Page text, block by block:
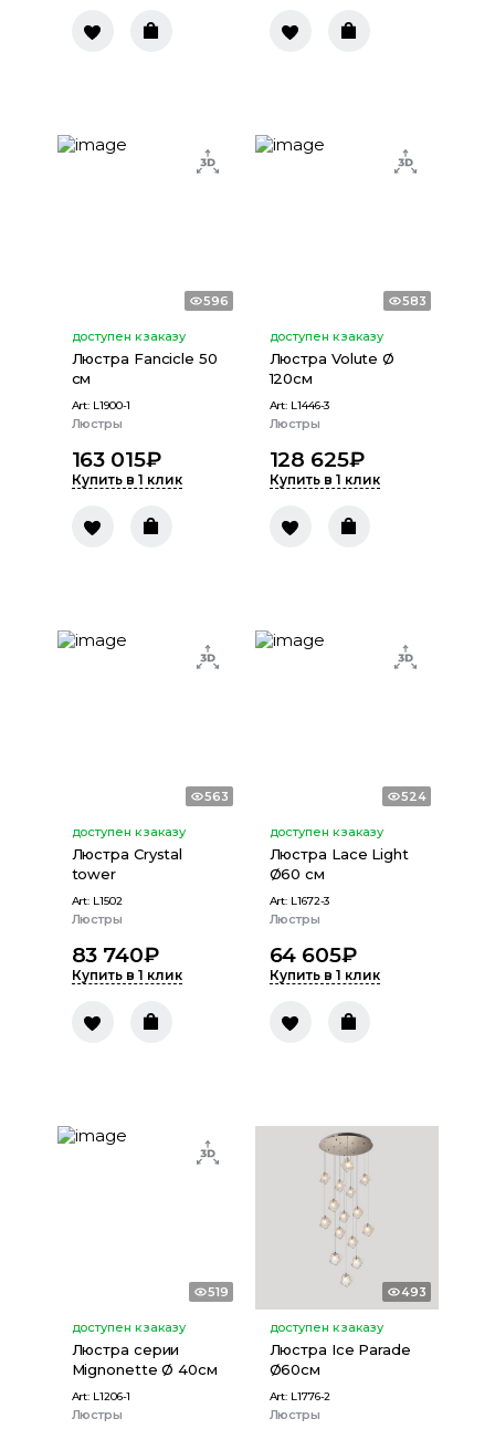
596
доступен к заказу
Люстра Fancicle 50
cм
Art: L1900-1
Люстры
163 015₽
Купить в 1 клик
583
доступен к заказу
Люстра Volute Ø
120см
Art: L1446-3
Люстры
128 625₽
Купить в 1 клик
563
доступен к заказу
Люстра Crystal
tower
Art: L1502
Люстры
83 740₽
Купить в 1 клик
524
доступен к заказу
Люстра Lace Light
Ø60 см
Art: L1672-3
Люстры
64 605₽
Купить в 1 клик
519
доступен к заказу
Люстра серии
Mignonette Ø 40см
Art: L1206-1
Люстры
493
доступен к заказу
Люстра Ice Parade
Ø60см
Art: L1776-2
Люстры